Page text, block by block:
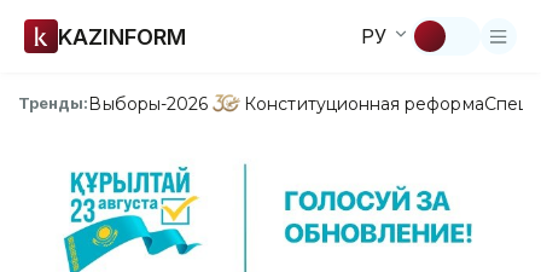
KAZINFORM РУ
Тренды:Выборы-2026 Конституционная реформа